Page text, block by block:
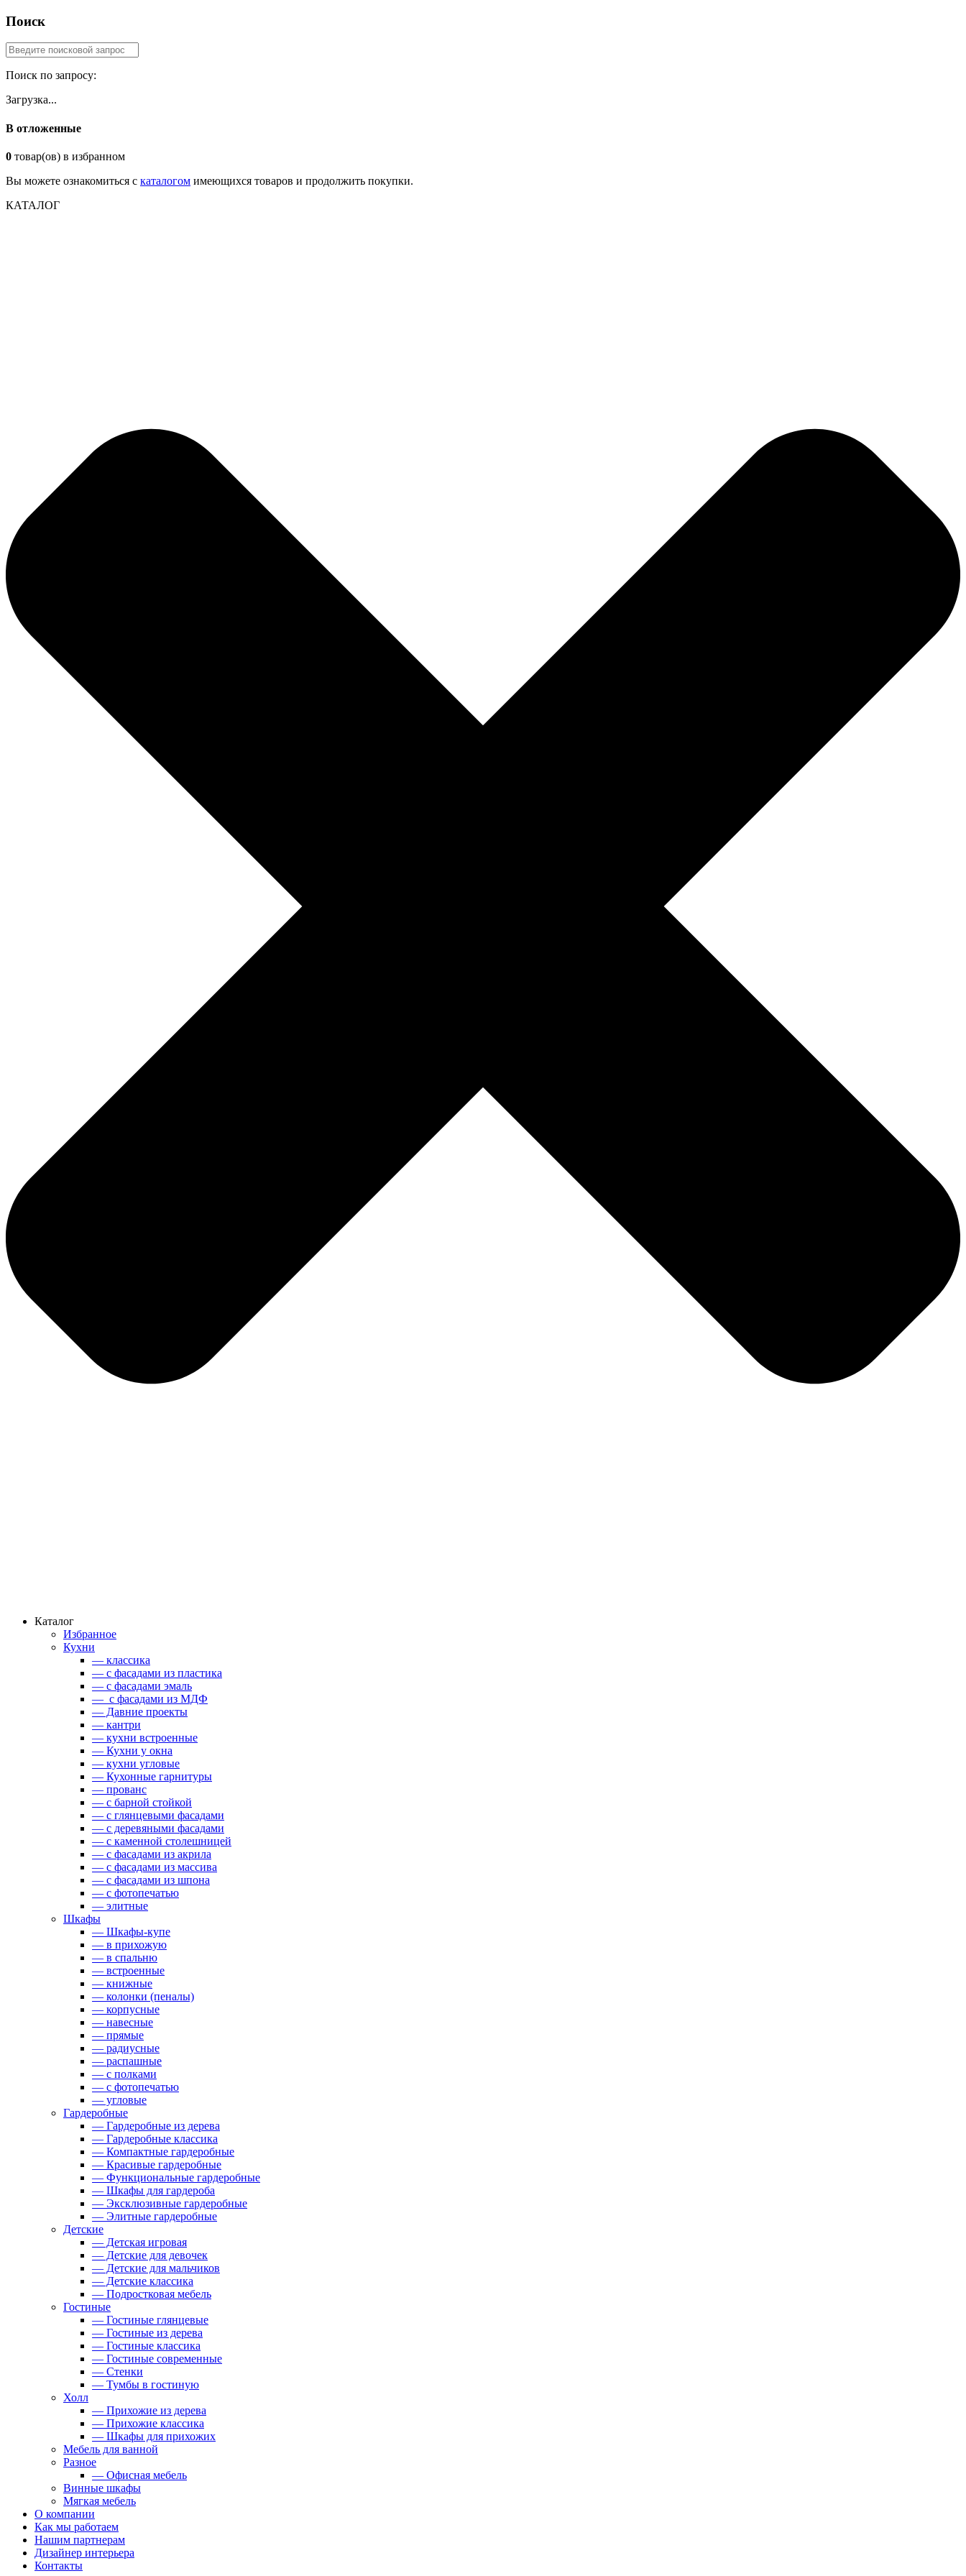
Поиск
Поиск по запросу:
Загрузка...
В отложенные
0 товар(ов) в избранном
Вы можете ознакомиться с каталогом имеющихся товаров и продолжить покупки.
КАТАЛОГ
Каталог
Избранное
Кухни
— классика
— с фасадами из пластика
— с фасадами эмаль
— с фасадами из МДФ
— Давние проекты
— кантри
— кухни встроенные
— Кухни у окна
— кухни угловые
— Кухонные гарнитуры
— прованс
— с барной стойкой
— с глянцевыми фасадами
— с деревяными фасадами
— с каменной столешницей
— с фасадами из акрила
— с фасадами из массива
— с фасадами из шпона
— с фотопечатью
— элитные
Шкафы
— Шкафы-купе
— в прихожую
— в спальню
— встроенные
— книжные
— колонки (пеналы)
— корпусные
— навесные
— прямые
— радиусные
— распашные
— с полками
— с фотопечатью
— угловые
Гардеробные
— Гардеробные из дерева
— Гардеробные классика
— Компактные гардеробные
— Красивые гардеробные
— Функциональные гардеробные
— Шкафы для гардероба
— Эксклюзивные гардеробные
— Элитные гардеробные
Детские
— Детская игровая
— Детские для девочек
— Детские для мальчиков
— Детские классика
— Подростковая мебель
Гостиные
— Гостиные глянцевые
— Гостиные из дерева
— Гостиные классика
— Гостиные современные
— Стенки
— Тумбы в гостиную
Холл
— Прихожие из дерева
— Прихожие классика
— Шкафы для прихожих
Мебель для ванной
Разное
— Офисная мебель
Винные шкафы
Мягкая мебель
О компании
Как мы работаем
Нашим партнерам
Дизайнер интерьера
Контакты